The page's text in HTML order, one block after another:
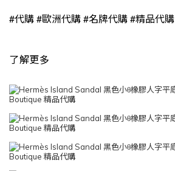
#代購 #歐洲代購 #名牌代購 #精品代購
了解更多